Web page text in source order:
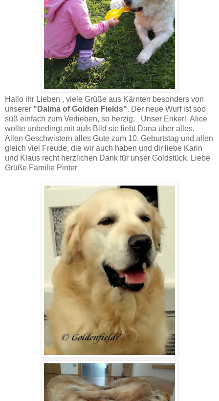
Hallo ihr Lieben , viele Grüße aus Kärnten besonders von
unserer "Dalma of Golden Fields". Der neue Wurf ist soo
süß einfach zum Verlieben, so herzig. Unser Enkerl Alice
wollte unbedingt mit aufs Bild sie liebt Dana über alles.
Allen Geschwistern alles Gute zum 10. Geburtstag und allen
gleich viel Freude, die wir auch haben und dir liebe Karin
und Klaus recht herzlichen Dank für unser Goldstück. Liebe
Grüße Familie Pinter